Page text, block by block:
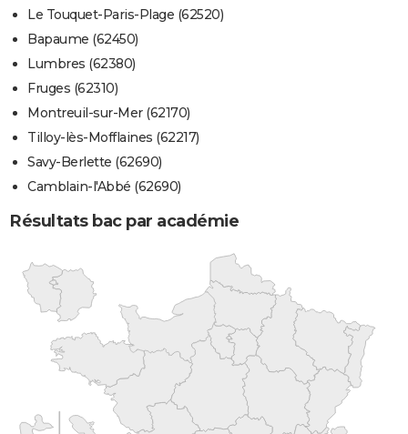
Le Touquet-Paris-Plage (62520)
Bapaume (62450)
Lumbres (62380)
Fruges (62310)
Montreuil-sur-Mer (62170)
Tilloy-lès-Mofflaines (62217)
Savy-Berlette (62690)
Camblain-l'Abbé (62690)
Résultats bac par académie